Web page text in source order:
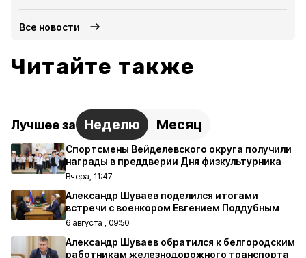
Все новости
Читайте также
Лучшее за Неделю Месяц
Спортсмены Вейделевского округа получили
награды в преддверии Дня физкультурника
Вчера, 11:47
Александр Шуваев поделился итогами
встречи с военкором Евгением Поддубным
6 августа , 09:50
Александр Шуваев обратился к белгородским
работникам железнодорожного транспорта